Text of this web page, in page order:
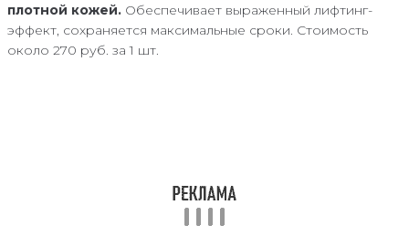
плотной кожей. Обеспечивает выраженный лифтинг-
эффект, сохраняется максимальные сроки. Стоимость
около 270 руб. за 1 шт.